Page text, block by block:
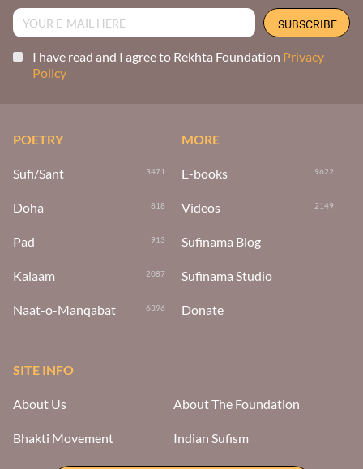
I have read and I agree to Rekhta Foundation Privacy
Policy
POETRY
Sufi/Sant 3471
Doha 818
Pad 913
Kalaam 2087
Naat-o-Manqabat 6396
MORE
E-books 9622
Videos 2149
Sufinama Blog
Sufinama Studio
Donate
SITE INFO
About Us About The Foundation
Bhakti Movement Indian Sufism